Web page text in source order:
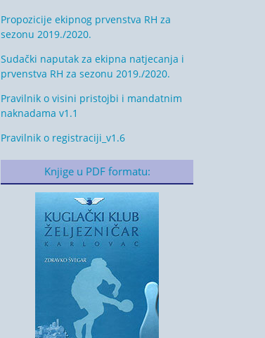
Propozicije ekipnog prvenstva RH za
sezonu 2019./2020.
Sudački naputak za ekipna natjecanja i
prvenstva RH za sezonu 2019./2020.
Pravilnik o visini pristojbi i mandatnim
naknadama v1.1
Pravilnik o registraciji_v1.6
Knjige u PDF formatu: